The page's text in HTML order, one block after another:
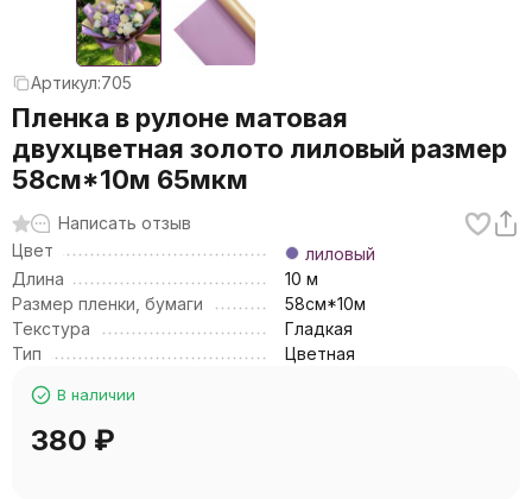
Артикул:705
Пленка в рулоне матовая
двухцветная золото лиловый размер
58см*10м 65мкм
Написать отзыв
Цвет
лиловый
Длина
10 м
Размер пленки, бумаги
58см*10м
Текстура
Гладкая
Тип
Цветная
В наличии
380 ₽